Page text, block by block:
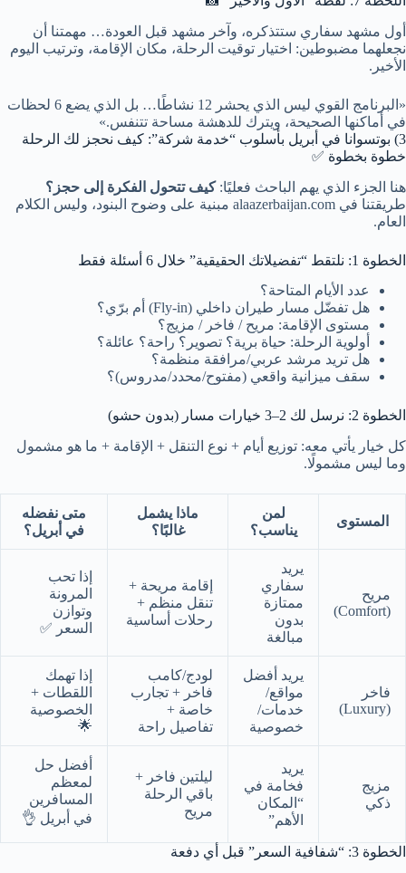
أول مشهد سفاري ستتذكره، وآخر مشهد قبل العودة… مهمتنا أن
نجعلهما مضبوطين: اختيار توقيت الرحلة، مكان الإقامة، وترتيب اليوم
الأخير.
«البرنامج القوي ليس الذي يحشر 12 نشاطًا… بل الذي يضع 6 لحظات
في أماكنها الصحيحة، ويترك للدهشة مساحة تتنفس.»
3) بوتسوانا في أبريل بأسلوب “خدمة شركة”: كيف نحجز لك الرحلة
خطوة بخطوة ✅
هنا الجزء الذي يهم الباحث فعليًا:كيف تتحول الفكرة إلى حجز؟
طريقتنا في alaazerbaijan.com مبنية على وضوح البنود، وليس الكلام
العام.
الخطوة 1: نلتقط “تفضيلاتك الحقيقية” خلال 6 أسئلة فقط
عدد الأيام المتاحة؟
هل تفضّل مسار طيران داخلي (Fly-in) أم برّي؟
مستوى الإقامة: مريح / فاخر / مزيج؟
أولوية الرحلة: حياة برية؟ تصوير؟ راحة؟ عائلة؟
هل تريد مرشد عربي/مرافقة منظمة؟
سقف ميزانية واقعي (مفتوح/محدد/مدروس)؟
الخطوة 2: نرسل لك 2–3 خيارات مسار (بدون حشو)
كل خيار يأتي معه: توزيع أيام + نوع التنقل + الإقامة + ما هو مشمول
وما ليس مشمولًا.
المستوى
لمن
يناسب؟
ماذا يشمل
غالبًا؟
متى نفضله
في أبريل؟
مريح
(Comfort)
يريد
سفاري
ممتازة
بدون
مبالغة
إقامة مريحة +
تنقل منظم +
رحلات أساسية
إذا تحب
المرونة
وتوازن
السعر ✅
فاخر
(Luxury)
يريد أفضل
مواقع/
خدمات/
خصوصية
لودج/كامب
فاخر + تجارب
خاصة +
تفاصيل راحة
إذا تهمك
اللقطات +
الخصوصية
🌟
مزيج
ذكي
يريد
فخامة في
“المكان
الأهم”
ليلتين فاخر +
باقي الرحلة
مريح
أفضل حل
لمعظم
المسافرين
في أبريل 👌
الخطوة 3: “شفافية السعر” قبل أي دفعة